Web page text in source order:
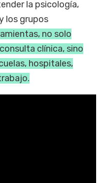
la psicología,
los grupos
no solo
clínica, sino
hospitales,